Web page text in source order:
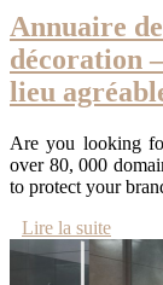
Annuaire
décoration
lieu
Are you looking
over 80, 000
to protect your
Lire la suite